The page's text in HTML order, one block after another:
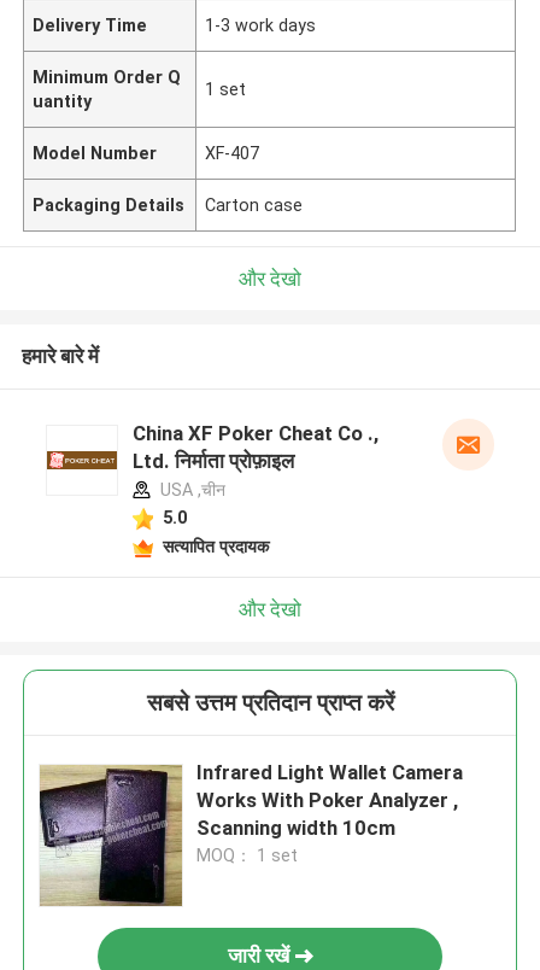
Delivery Time 1-3 work days
Minimum Order Q
uantity
1 set
Model Number XF-407
Packaging Details Carton case
और देखो
हमारे बारे में
China XF Poker Cheat Co .,
Ltd. निर्माता प्रोफ़ाइल
USA ,चीन
5.0
सत्यापित प्रदायक
और देखो
सबसे उत्तम प्रतिदान प्राप्त करें
Infrared Light Wallet Camera
Works With Poker Analyzer ,
Scanning width 10cm
MOQ： 1 set
जारी रखें